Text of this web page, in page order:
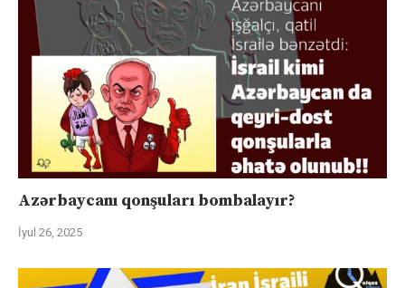
Azərbaycanı qonşuları bombalayır?
İyul 26, 2025